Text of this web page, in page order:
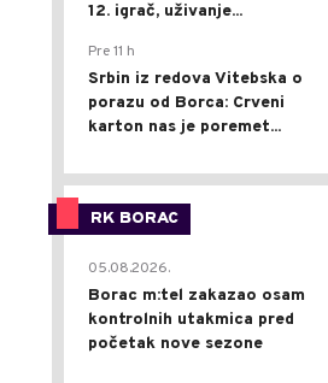
12. igrač, uživanje...
Pre 11 h
Srbin iz redova Vitebska o
porazu od Borca: Crveni
karton nas je poremet...
RK BORAC
05.08.2026.
Borac m:tel zakazao osam
kontrolnih utakmica pred
početak nove sezone